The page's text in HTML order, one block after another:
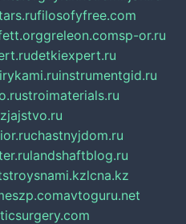
filosofyfree.com
greleon.comsp-or.ru
detkiexpert.ru
instrumentgid.ru
stroimaterials.ru
chastnyjdom.ru
landshaftblog.ru
stroysnami.kzlcna.kz
avtoguru.net